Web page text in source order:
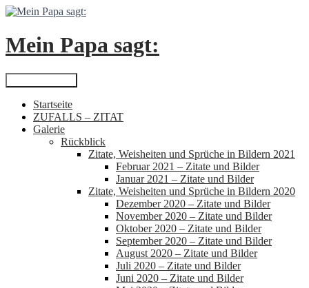
Zum
springen
Mein Papa sagt:
Suchen
Startseite
ZUFALLS – ZITAT
Galerie
Rückblick
Zitate, Weisheiten und Sprüche in Bildern 2021
Februar 2021 – Zitate und Bilder
Januar 2021 – Zitate und Bilder
Zitate, Weisheiten und Sprüche in Bildern 2020
Dezember 2020 – Zitate und Bilder
November 2020 – Zitate und Bilder
Oktober 2020 – Zitate und Bilder
September 2020 – Zitate und Bilder
August 2020 – Zitate und Bilder
Juli 2020 – Zitate und Bilder
Juni 2020 – Zitate und Bilder